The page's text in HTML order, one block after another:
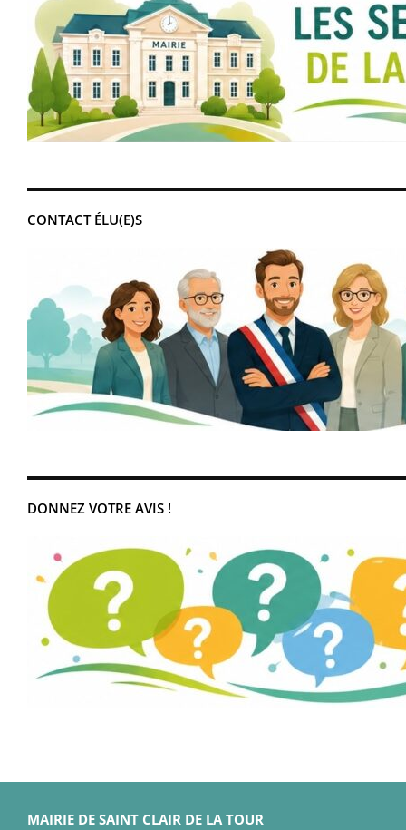
CONTACT ÉLU(E)S
DONNEZ VOTRE AVIS !
MAIRIE DE SAINT CLAIR DE LA TOUR